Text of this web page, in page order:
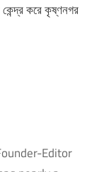
করে কৃষ্ণনগর
Editor